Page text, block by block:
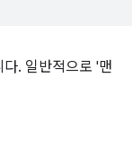
. 일반적으로 '맨